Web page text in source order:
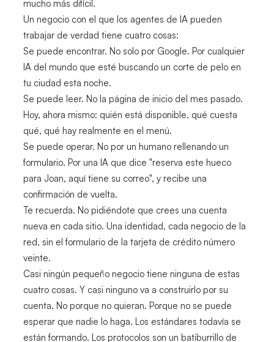
mucho más difícil.
Un negocio con el que los agentes de IA pueden
trabajar de verdad tiene cuatro cosas:
Se puede encontrar. No solo por Google. Por cualquier
IA del mundo que esté buscando un corte de pelo en
tu ciudad esta noche.
Se puede leer. No la página de inicio del mes pasado.
Hoy, ahora mismo: quién está disponible, qué cuesta
qué, qué hay realmente en el menú.
Se puede operar. No por un humano rellenando un
formulario. Por una IA que dice "reserva este hueco
para Joan, aquí tiene su correo", y recibe una
confirmación de vuelta.
Te recuerda. No pidiéndote que crees una cuenta
nueva en cada sitio. Una identidad, cada negocio de la
red, sin el formulario de la tarjeta de crédito número
veinte.
Casi ningún pequeño negocio tiene ninguna de estas
cuatro cosas. Y casi ninguno va a construirlo por su
cuenta. No porque no quieran. Porque no se puede
esperar que nadie lo haga. Los estándares todavía se
están formando. Los protocolos son un batiburrillo de